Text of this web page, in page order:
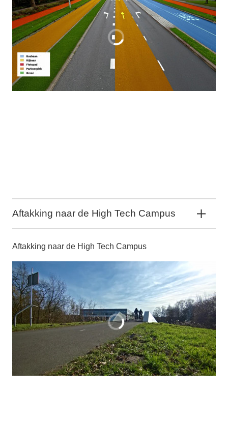
Aftakking naar de High Tech Campus
Aftakking naar de High Tech Campus